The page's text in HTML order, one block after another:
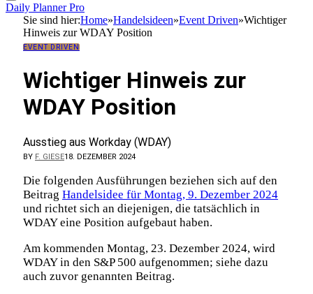
Daily Planner Pro
Sie sind hier:Home»Handelsideen»Event Driven»Wichtiger
Hinweis zur WDAY Position
EVENT DRIVEN
Wichtiger Hinweis zur
WDAY Position
Ausstieg aus Workday (WDAY)
BY F. GIESE18. DEZEMBER 2024
Die folgenden Ausführungen beziehen sich auf den
Beitrag Handelsidee für Montag, 9. Dezember 2024
und richtet sich an diejenigen, die tatsächlich in
WDAY eine Position aufgebaut haben.
Am kommenden Montag, 23. Dezember 2024, wird
WDAY in den S&P 500 aufgenommen; siehe dazu
auch zuvor genannten Beitrag.